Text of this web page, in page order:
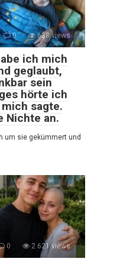
0 638 views
ich mich
geglaubt,
sein
hörte ich
sagte.
Nichte an.
um sie gekümmert und
0 2 621 views